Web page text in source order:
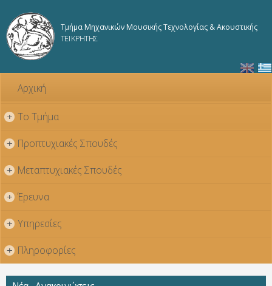
κυρίως
Τμήμα Μηχανικών Μουσικής Τεχνολογίας & Ακουστικής
ΤΕΙ ΚΡΗΤΗΣ
Αρχική
+ Το Τμήμα
+ Προπτυχιακές Σπουδές
+ Μεταπτυχιακές Σπουδές
+ Έρευνα
+ Υπηρεσίες
+ Πληροφορίες